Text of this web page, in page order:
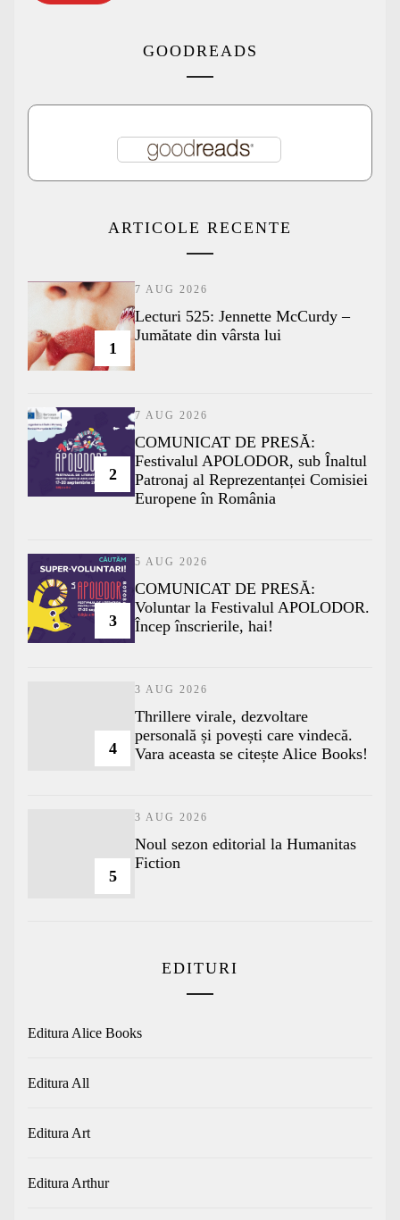
GOODREADS
ARTICOLE RECENTE
1
7 AUG 2026
Lecturi 525: Jennette McCurdy –
Jumătate din vârsta lui
2
7 AUG 2026
COMUNICAT DE PRESĂ:
Festivalul APOLODOR, sub Înaltul
Patronaj al Reprezentanței Comisiei
Europene în România
3
5 AUG 2026
COMUNICAT DE PRESĂ:
Voluntar la Festivalul APOLODOR.
Încep înscrierile, hai!
4
3 AUG 2026
Thrillere virale, dezvoltare
personală și povești care vindecă.
Vara aceasta se citește Alice Books!
5
3 AUG 2026
​Noul sezon editorial la Humanitas
Fiction
EDITURI
Editura Alice Books
Editura All
Editura Art
Editura Arthur